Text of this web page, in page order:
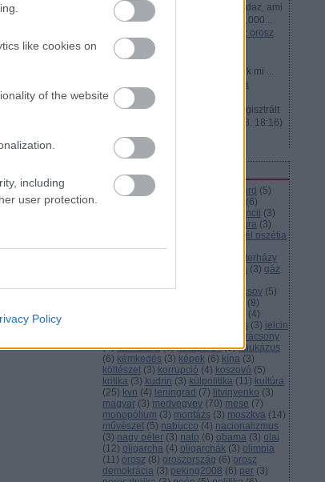
like cookies on
of the website
including
user protection.
Policy
Zsolt Dubovánszky:
Ime mindaz, ami
kell az orosz vizumhoz www.1000...
Mi kell az orosz
vízumhoz?
dohog:Az ukran látnok
Hruscsov,megmondta: leszünk mi ...
50 éves a
Hruscsov-anekdota
DXN:VKontakte 200 millió regisztrált
2013.05.18. 18:16)
Hogyan keresi az orosz?
abházia ) abramovics abszurd (5)
(6)
british council (3)
cenzúra (3)
dél oszétia
(8) demokrácia
esterházy
gabona (3) gáz
gázvezeték (8) gázvita gorbacsov (5)
(8)
(4)
janukovics (3) jelcin
karácsony
(4) karikatúra (6) kaszparov (3) kaukázus
(6) kémkedés (3) képek (6) kína (3)
költészet (3) korrupció (4) koszovó (5)
kritika (3) kudrin (3) külpolitika (11) kultúra
(25) kvn (4) leningrád (7) litvinyenko (3)
magyar (3) medvegyev (70) mese (7)
monopólium (3) montázs (3) moszkva (14)
művészet (5) nabucco (4) nacionalizmus
(3) nagy péter (3) nato (6) obama (3) olaj
(12) oligarcha (4) oligarchák (3) olimpia
(11) orosz (8) oroszország (6) orosz
demokrácia (3) peking2008 (6) per (3)